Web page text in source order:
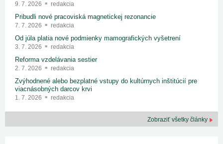
9. 7. 2026 redakcia
Pribudli nové pracoviská magnetickej rezonancie
7. 7. 2026 redakcia
Od júla platia nové podmienky mamografických vyšetrení
3. 7. 2026 redakcia
Reforma vzdelávania sestier
2. 7. 2026 redakcia
Zvýhodnené alebo bezplatné vstupy do kultúrnych inštitúcií pre
viacnásobných darcov krvi
1. 7. 2026 redakcia
Zobraziť všetky články